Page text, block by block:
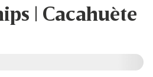
| Cacahuète